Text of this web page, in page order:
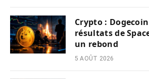
Crypto :
résultats de
un rebond
5 AOÛT 2026